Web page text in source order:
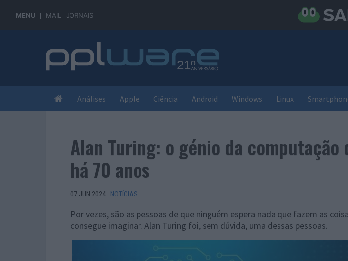
MENU MAIL JORNAIS
Análises Apple Ciência Android Windows Linux
Alan Turing: o génio da computação
há 70 anos
07 JUN 2024 · NOTÍCIAS
Por vezes, são as pessoas de que ninguém espera nada que fazem as
consegue imaginar. Alan Turing foi, sem dúvida, uma dessas pessoas.